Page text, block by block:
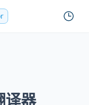
译器